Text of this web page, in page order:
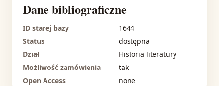
Dane bibliograficzne
ID starej bazy
1644
Status
dostępna
Dział
Historia literatury
Możliwość zamówienia
tak
Open Access
none